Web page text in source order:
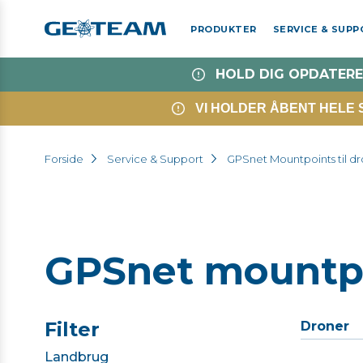
PRODUKTER SERVICE &
HOLD DIG
VI HOLDER ÅBENT HELE
Forside Service & Support GPSnet Mountpoints til
GPSnet
Filter
Landbrug
Droner